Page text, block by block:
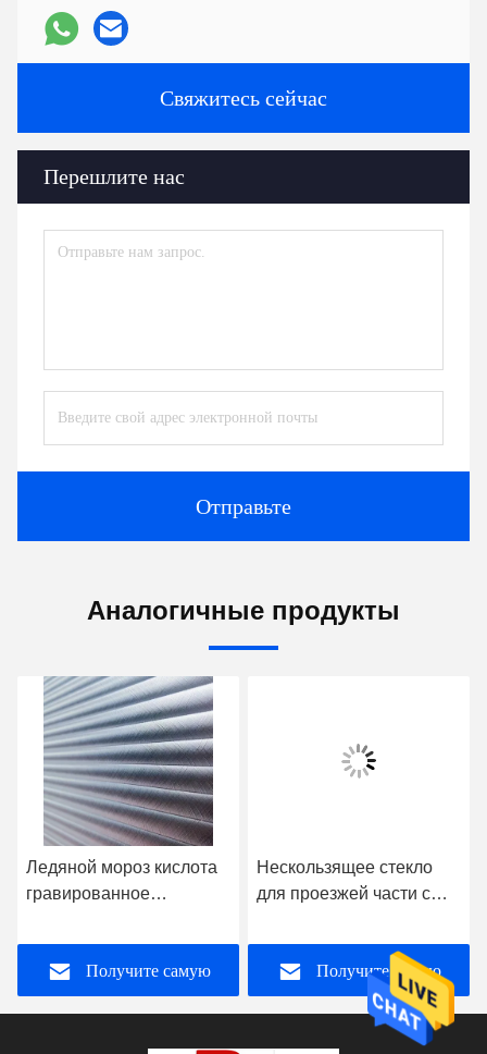
Свяжитесь сейчас
Перешлите нас
Отправьте
Аналогичные продукты
Ледяной мороз кислота
гравированное
отпечатков пальцев
стекло для офисных
помещений
Получите самую
Нескользящее стекло
для проезжей части с
для пола
Получите самую
лучшую цену